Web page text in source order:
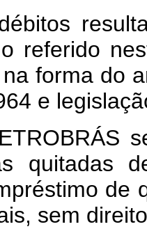
referido
forma do
e
quitadas
de
sem